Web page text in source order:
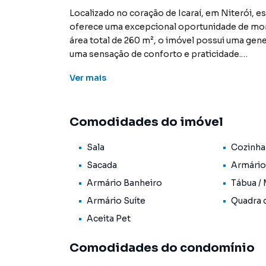
Localizado no coração de Icaraí, em Niterói,
oferece uma excepcional oportunidade de
área total de 260 m², o imóvel possui uma
uma sensação de conforto e praticidade.
A unidade, construída em 1985, apresenta
maximizar o aproveitamento do espaço.
estimação.
O Condomínio Edifício Beverly Hills, onde o
que complementam o estilo de vida
portão eletrônico e portaria 24 horas. Ideal
apartamento é uma excelente opção para
Ver mais
Comodidades do imóvel
Sala Cozinha
Sacada
Armário Banheiro
Tábua /
Armário Suíte
Quadra
Aceita Pet
Comodidades do condomínio